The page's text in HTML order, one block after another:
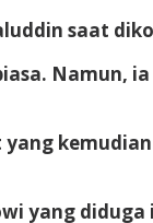
saat
Namun,
diduga